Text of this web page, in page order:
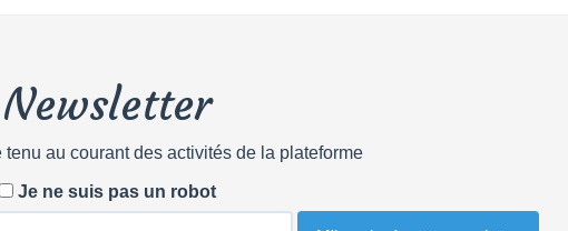
Newsletter
tenu au courant des activités de la plateforme
Je ne suis pas un robot